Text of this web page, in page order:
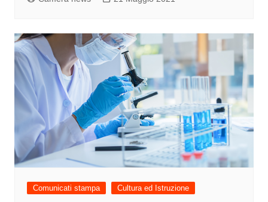
Comunicati stampa Cultura ed Istruzione